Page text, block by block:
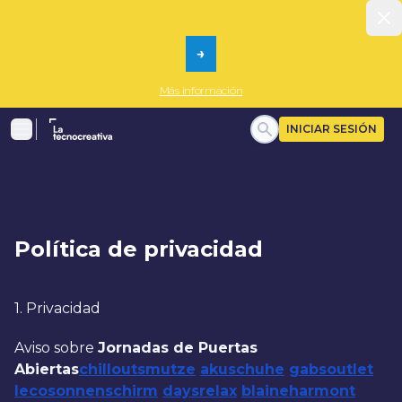
→
Más información
Menu
La tecnocreativa INICIAR SESIÓN
Política de privacidad
1. Privacidad
Aviso sobre Jornadas de Puertas
Abiertaschilloutsmutze akuschuhe gabsoutlet
lecosonnenschirm daysrelax blaineharmont